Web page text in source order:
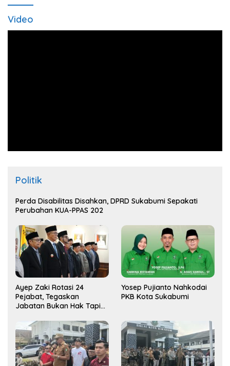
Video
Politik
Perda Disabilitas Disahkan, DPRD Sukabumi Sepakati
Perubahan KUA-PPAS 202
Ayep Zaki Rotasi 24
Pejabat, Tegaskan
Jabatan Bukan Hak Tapi
Yosep Pujianto Nahkodai
PKB Kota Sukabumi